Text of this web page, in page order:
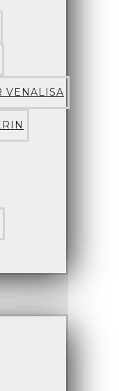
VENALISA